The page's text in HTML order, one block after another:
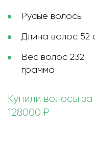
Русые волосы
Длина волос 52
Вес волос 232
грамма
Купили волосы за
128000 ₽